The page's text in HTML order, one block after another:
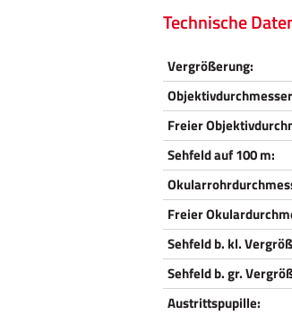
Technische
Vergrößerung:
Freier
Sehfeld auf 100 m:
Freier
Sehfeld b. kl.
Sehfeld b. gr.
Austrittspupille: